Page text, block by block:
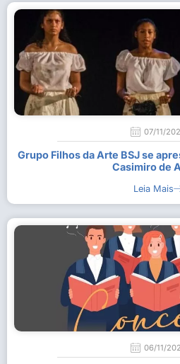
07/11/
Grupo Filhos da Arte BSJ se
Casimiro de
Leia Mais
06/11/